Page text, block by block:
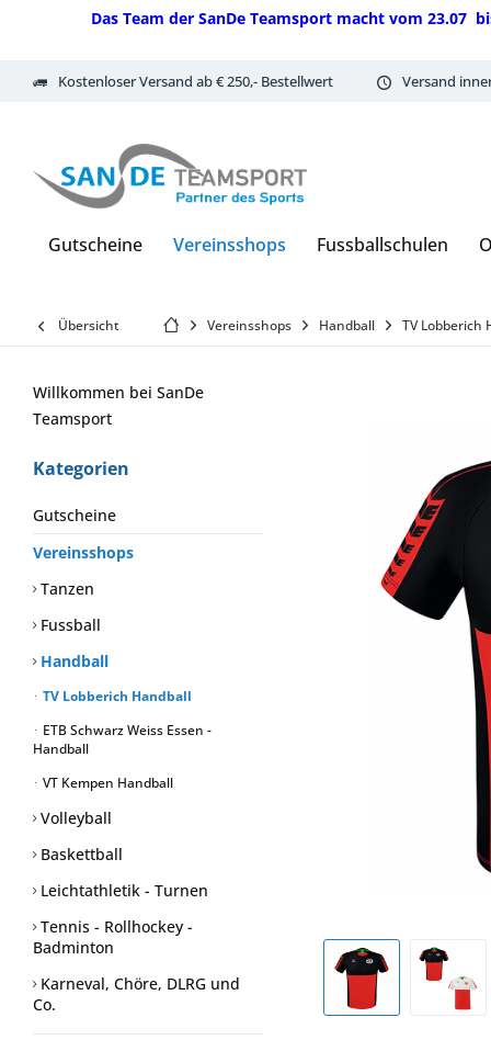
Das Team der SanDe Teamsport macht vom 23.07
Kostenloser Versand ab € 250,- Bestellwert Versand
Gutscheine Vereinsshops Fussballschulen
Übersicht Vereinsshops Handball TV Lobberich
Willkommen bei SanDe
Teamsport
Kategorien
Gutscheine
Vereinsshops
Tanzen
Fussball
Handball
TV Lobberich Handball
ETB Schwarz Weiss Essen -
Handball
VT Kempen Handball
Volleyball
Baskettball
Leichtathletik - Turnen
Tennis - Rollhockey -
Badminton
Karneval, Chöre, DLRG und
Co.